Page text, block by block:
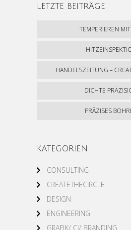
LETZTE BEITRÄGE
TEMPERIEREN
HANDELSZEITUNG –
DICHTE
PRÄZISES
KATEGORIEN
CONSULTING
CREATETHECIRCLE
DESIGN
ENGINEERING
GRAFIK/ CI/ BRANDING